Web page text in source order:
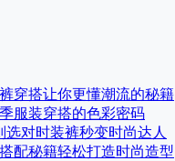
穿搭让你更懂潮流的秘籍
服装穿搭的色彩密码
选对时装裤秒变时尚达人
配秘籍轻松打造时尚造型